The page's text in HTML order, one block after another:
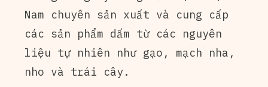
Nam chuyên sản xuất và cung cấp
các sản phẩm dấm từ các nguyên
liệu tự nhiên như gạo, mạch nha,
nho và trái cây.